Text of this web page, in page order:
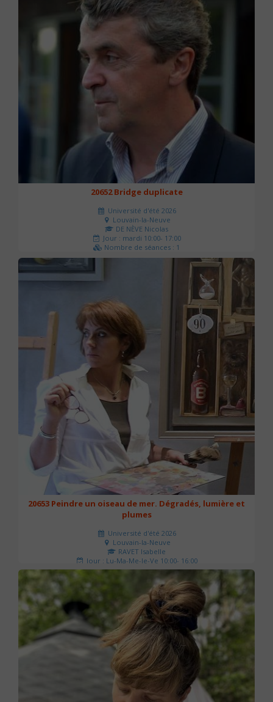
20652 Bridge duplicate
Université d'été 2026
Louvain-la-Neuve
DE NÈVE Nicolas
Jour : mardi 10:00- 17:00
Nombre de séances : 1
50 €
20653 Peindre un oiseau de mer. Dégradés, lumière et
plumes
Université d'été 2026
Louvain-la-Neuve
RAVET Isabelle
Jour : Lu-Ma-Me-Je-Ve 10:00- 16:00
Nombre de séances : 2